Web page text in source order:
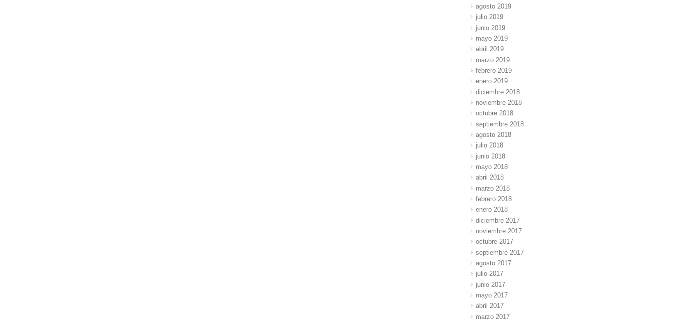
agosto 2019
julio 2019
junio 2019
mayo 2019
abril 2019
marzo 2019
febrero 2019
enero 2019
diciembre 2018
noviembre 2018
octubre 2018
septiembre 2018
agosto 2018
julio 2018
junio 2018
mayo 2018
abril 2018
marzo 2018
febrero 2018
enero 2018
diciembre 2017
noviembre 2017
octubre 2017
septiembre 2017
agosto 2017
julio 2017
junio 2017
mayo 2017
abril 2017
marzo 2017